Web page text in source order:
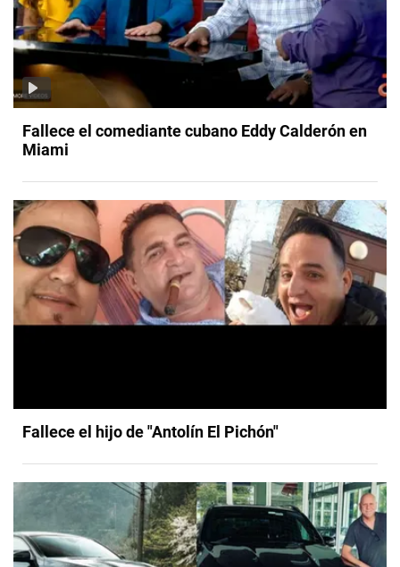
Fallece el comediante cubano Eddy Calderón en
Miami
Fallece el hijo de "Antolín El Pichón"